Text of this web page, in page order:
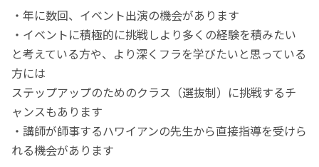
・年に数回、イベント出演の機会があります
・イベントに積極的に挑戦しより多くの経験を積みたい
と考えている方や、より深くフラを学びたいと思っている
方には
ステップアップのためのクラス（選抜制）に挑戦するチ
ャンスもあります
・講師が師事するハワイアンの先生から直接指導を受けら
れる機会があります